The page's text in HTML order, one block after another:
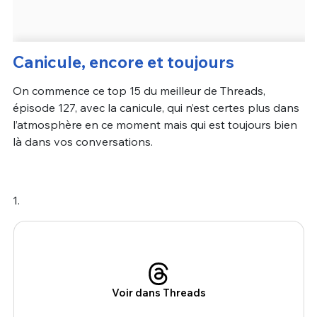
Canicule, encore et toujours
On commence ce top 15 du meilleur de Threads,
épisode 127, avec la canicule, qui n’est certes plus dans
l’atmosphère en ce moment mais qui est toujours bien
là dans vos conversations.
1.
Voir dans Threads